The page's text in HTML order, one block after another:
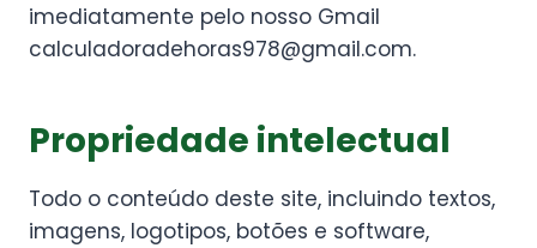
imediatamente pelo nosso Gmail
calculadoradehoras978@gmail.com.
Propriedade intelectual
Todo o conteúdo deste site, incluindo textos,
imagens, logotipos, botões e software,